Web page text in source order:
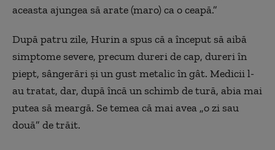
aceasta ajungea să arate (maro) ca o ceapă.”
După patru zile, Hurin a spus că a început să aibă
simptome severe, precum dureri de cap, dureri în
piept, sângerări și un gust metalic în gât. Medicii l-
au tratat, dar, după încă un schimb de tură, abia mai
putea să meargă. Se temea că mai avea „o zi sau
două” de trăit.